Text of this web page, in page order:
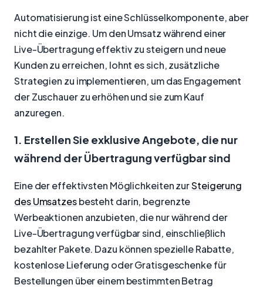
Automatisierung ist eine Schlüsselkomponente, aber
nicht die einzige. Um den Umsatz während einer
Live-Übertragung effektiv zu steigern und neue
Kunden zu erreichen, lohnt es sich, zusätzliche
Strategien zu implementieren, um das Engagement
der Zuschauer zu erhöhen und sie zum Kauf
anzuregen.
1. Erstellen Sie exklusive Angebote, die nur
während der Übertragung verfügbar sind
Eine der effektivsten Möglichkeiten zurSteigerung
des Umsatzesbesteht darin, begrenzte
Werbeaktionen anzubieten, die nur während der
Live-Übertragung verfügbar sind, einschließlich
bezahlter Pakete. Dazu können spezielle Rabatte,
kostenlose Lieferung oder Gratisgeschenke für
Bestellungen über einem bestimmten Betrag